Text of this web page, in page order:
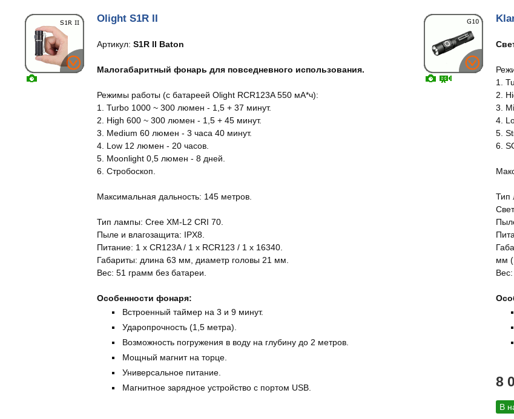
Olight S1R II
Артикул:S1R II Baton
Малогабаритный фонарь для повседневного использования.
Режимы работы (с батареей Olight RCR123A 550 мА*ч):
1. Turbo 1000 ~ 300 люмен - 1,5 + 37 минут.
2. High 600 ~ 300 люмен - 1,5 + 45 минут.
3. Medium 60 люмен - 3 часа 40 минут.
4. Low 12 люмен - 20 часов.
5. Moonlight 0,5 люмен - 8 дней.
6. Стробоскоп.
Максимальная дальность: 145 метров.
Тип лампы: Cree XM-L2 CRI 70.
Пыле и влагозащита: IPX8.
Питание: 1 x CR123A / 1 x RCR123 / 1 x 16340.
Габариты: длина 63 мм, диаметр головы 21 мм.
Вес: 51 грамм без батареи.
Особенности фонаря:
Встроенный таймер на 3 и 9 минут.
Ударопрочность (1,5 метра).
Возможность погружения в воду на глубину до 2 метров.
Мощный магнит на торце.
Универсальное питание.
Магнитное зарядное устройство с портом USB.
1.
2.
3.
4.
5.
6.
Тип
мм
8
В